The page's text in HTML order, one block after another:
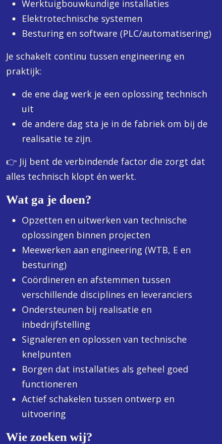
Werktuigbouwkundige installaties
Elektrotechnische systemen
Besturing en software (PLC/automatisering)
Je schakelt continu tussen engineering en
praktijk:
de ene dag werk je een oplossing technisch
uit
de andere dag sta je in de fabriek om bij de
realisatie te zijn.
👉 Jij bent de verbindende factor die zorgt dat
alles technisch klopt én werkt.
Wat ga je doen?
Opzetten en uitwerken van technische
oplossingen binnen projecten
Meewerken aan engineering (WTB, E en
besturing)
Coördineren en afstemmen tussen
verschillende disciplines en leveranciers
Ondersteunen bij realisatie en
inbedrijfstelling
Signaleren en oplossen van technische
knelpunten
Borgen dat installaties als geheel goed
functioneren
Actief schakelen tussen ontwerp en
uitvoering
Wie zoeken wij?